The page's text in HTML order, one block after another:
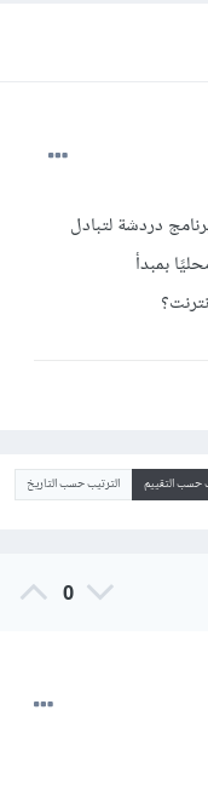
دردشة لتبادل
بمبدأ
حسب التقييم الترتيب حسب التاريخ
0